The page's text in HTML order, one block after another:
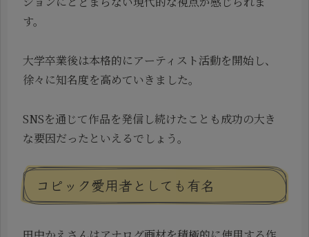
す。
大学卒業後は本格的にアーティスト活動を開始し、
徐々に知名度を高めていきました。
SNSを通じて作品を発信し続けたことも成功の大き
な要因だったといえるでしょう。
コピック愛用者としても有名